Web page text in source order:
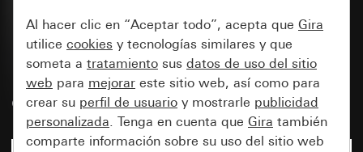
Módulo de superficie de mando
RF Multi de 1 elemento símbolos
de flecha para KNX
Al hacer clic en “Aceptar todo”, acepta que Gira
utilice cookies y tecnologías similares y que
someta a tratamiento sus datos de uso del sitio
web para mejorar este sitio web, así como para
crear su perfil de usuario y mostrarle publicidad
personalizada. Tenga en cuenta que Gira también
comparte información sobre su uso del sitio web